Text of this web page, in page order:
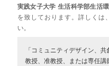
実践女子大学 生活科学部生活
を致しております。詳しくは
い。
「コミュニティデザイン、
教授、准教授、または専任